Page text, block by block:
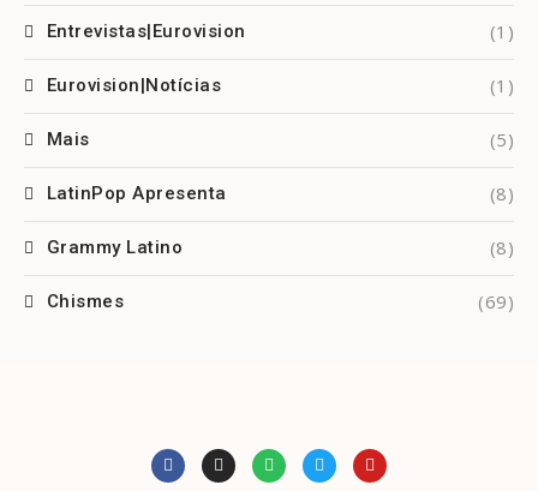
Entrevistas|Eurovision (1)
Eurovision|Notícias (1)
Mais (5)
LatinPop Apresenta (8)
Grammy Latino (8)
Chismes (69)